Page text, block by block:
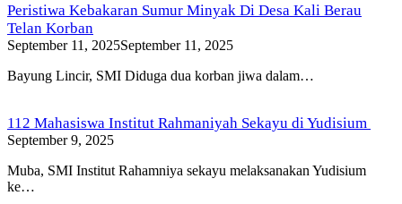
Peristiwa Kebakaran Sumur Minyak Di Desa Kali Berau
Telan Korban
September 11, 2025September 11, 2025
Bayung Lincir, SMI Diduga dua korban jiwa dalam…
112 Mahasiswa Institut Rahmaniyah Sekayu di Yudisium
September 9, 2025
Muba, SMI Institut Rahamniya sekayu melaksanakan Yudisium
ke…